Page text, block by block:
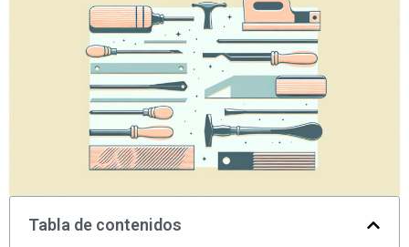
Tabla de contenidos